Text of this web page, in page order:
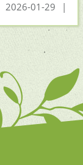
2026-01-29 |